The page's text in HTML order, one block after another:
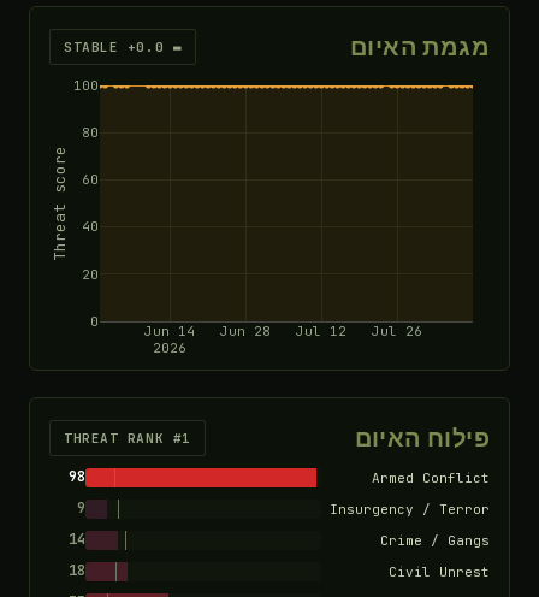
מגמת האיום ▬ STABLE +0.0
Jun 14
2026
Jun 28 Jul 12 Jul 26
0
20
40
60
80
100
Threat score
פילוח האיום THREAT RANK #1
Armed Conflict
98
Insurgency / Terror
9
Crime / Gangs
14
Civil Unrest
18